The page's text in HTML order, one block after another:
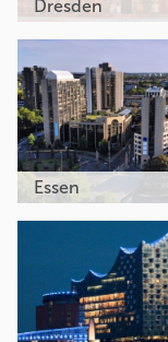
Dresden
Essen